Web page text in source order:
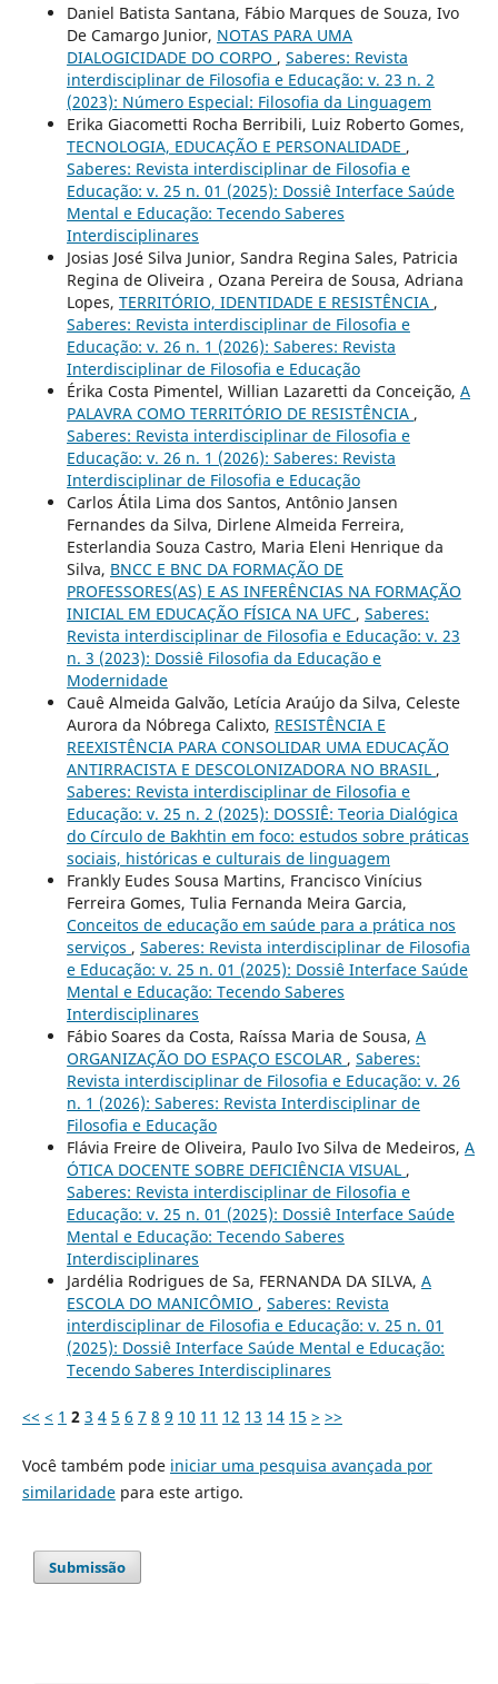
Daniel Batista Santana, Fábio Marques de Souza, Ivo
De Camargo Junior, NOTAS PARA UMA
DIALOGICIDADE DO CORPO , Saberes: Revista
interdisciplinar de Filosofia e Educação: v. 23 n. 2
(2023): Número Especial: Filosofia da Linguagem
Erika Giacometti Rocha Berribili, Luiz Roberto Gomes,
TECNOLOGIA, EDUCAÇÃO E PERSONALIDADE ,
Saberes: Revista interdisciplinar de Filosofia e
Educação: v. 25 n. 01 (2025): Dossiê Interface Saúde
Mental e Educação: Tecendo Saberes
Interdisciplinares
Josias José Silva Junior, Sandra Regina Sales, Patricia
Regina de Oliveira , Ozana Pereira de Sousa, Adriana
Lopes, TERRITÓRIO, IDENTIDADE E RESISTÊNCIA ,
Saberes: Revista interdisciplinar de Filosofia e
Educação: v. 26 n. 1 (2026): Saberes: Revista
Interdisciplinar de Filosofia e Educação
Érika Costa Pimentel, Willian Lazaretti da Conceição, A
PALAVRA COMO TERRITÓRIO DE RESISTÊNCIA ,
Saberes: Revista interdisciplinar de Filosofia e
Educação: v. 26 n. 1 (2026): Saberes: Revista
Interdisciplinar de Filosofia e Educação
Carlos Átila Lima dos Santos, Antônio Jansen
Fernandes da Silva, Dirlene Almeida Ferreira,
Esterlandia Souza Castro, Maria Eleni Henrique da
Silva, BNCC E BNC DA FORMAÇÃO DE
PROFESSORES(AS) E AS INFERÊNCIAS NA FORMAÇÃO
INICIAL EM EDUCAÇÃO FÍSICA NA UFC , Saberes:
Revista interdisciplinar de Filosofia e Educação: v. 23
n. 3 (2023): Dossiê Filosofia da Educação e
Modernidade
Cauê Almeida Galvão, Letícia Araújo da Silva, Celeste
Aurora da Nóbrega Calixto, RESISTÊNCIA E
REEXISTÊNCIA PARA CONSOLIDAR UMA EDUCAÇÃO
ANTIRRACISTA E DESCOLONIZADORA NO BRASIL ,
Saberes: Revista interdisciplinar de Filosofia e
Educação: v. 25 n. 2 (2025): DOSSIÊ: Teoria Dialógica
do Círculo de Bakhtin em foco: estudos sobre práticas
sociais, históricas e culturais de linguagem
Frankly Eudes Sousa Martins, Francisco Vinícius
Ferreira Gomes, Tulia Fernanda Meira Garcia,
Conceitos de educação em saúde para a prática nos
serviços , Saberes: Revista interdisciplinar de Filosofia
e Educação: v. 25 n. 01 (2025): Dossiê Interface Saúde
Mental e Educação: Tecendo Saberes
Interdisciplinares
Fábio Soares da Costa, Raíssa Maria de Sousa, A
ORGANIZAÇÃO DO ESPAÇO ESCOLAR , Saberes:
Revista interdisciplinar de Filosofia e Educação: v. 26
n. 1 (2026): Saberes: Revista Interdisciplinar de
Filosofia e Educação
Flávia Freire de Oliveira, Paulo Ivo Silva de Medeiros, A
ÓTICA DOCENTE SOBRE DEFICIÊNCIA VISUAL ,
Saberes: Revista interdisciplinar de Filosofia e
Educação: v. 25 n. 01 (2025): Dossiê Interface Saúde
Mental e Educação: Tecendo Saberes
Interdisciplinares
Jardélia Rodrigues de Sa, FERNANDA DA SILVA, A
ESCOLA DO MANICÔMIO , Saberes: Revista
interdisciplinar de Filosofia e Educação: v. 25 n. 01
(2025): Dossiê Interface Saúde Mental e Educação:
Tecendo Saberes Interdisciplinares
<< < 1 2 3 4 5 6 7 8 9 10 11 12 13 14 15 > >>
Você também pode iniciar uma pesquisa avançada por
similaridadepara este artigo.
Submissão